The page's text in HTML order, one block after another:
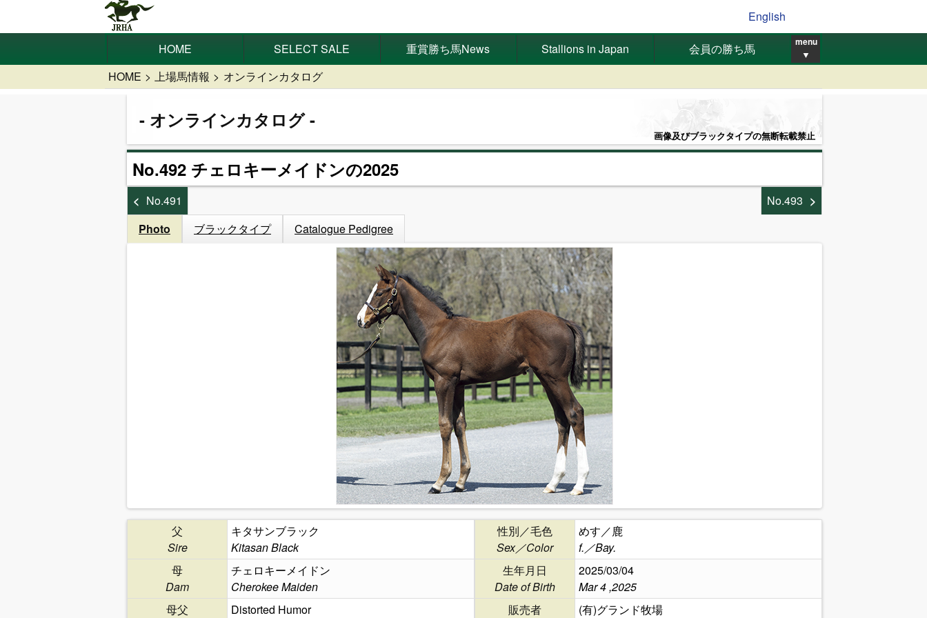
English
HOME SELECT SALE 重賞勝ち馬News Stallions in Japan 会員の勝ち馬 menu
▼
HOME 上場馬情報 オンラインカタログ
オンラインカタログ
画像及びブラックタイプの無断転載禁止
No.492 チェロキーメイドンの2025
No.491
No.493
Photo
ブラックタイプ Catalogue Pedigree
父
Sire
キタサンブラック
Kitasan Black
母
Dam
チェロキーメイドン
Cherokee Maiden
母父
Distorted Humor
性別／毛色
Sex／Color
めす／鹿
f.／Bay.
生年月日
Date of Birth
2025/03/04
Mar 4 ,2025
販売者
(有)グランド牧場